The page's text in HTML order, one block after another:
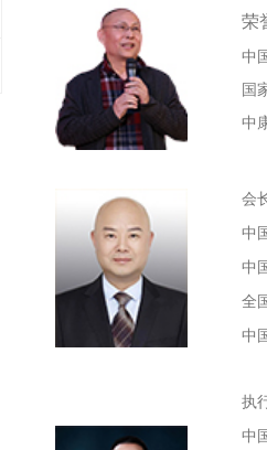
荣
中
国
中
会
中
中
全
中
执
中